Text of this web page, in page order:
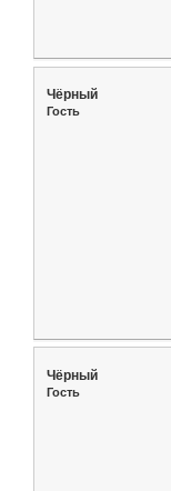
Чёрный
Гость
Чёрный
Гость